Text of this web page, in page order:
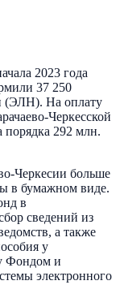
2023 года
37 250
(ЭЛН). На оплату
Черкесской
порядка 292 млн.
Черкесии больше
в бумажном виде.
в
сведений из
а также
у
Фондом и
электронного